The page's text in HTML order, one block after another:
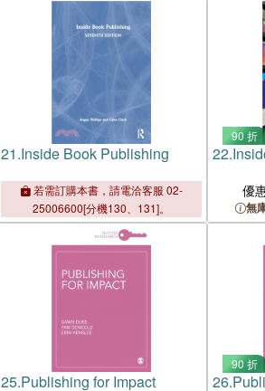
21.Inside Book Publishing
若需訂購本書，請電洽客服 02-
25006600[分機130、131]。
90 折
22.
優
無
25.Publishing for Impact
90 折
26.